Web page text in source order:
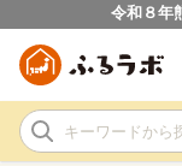
令和８年